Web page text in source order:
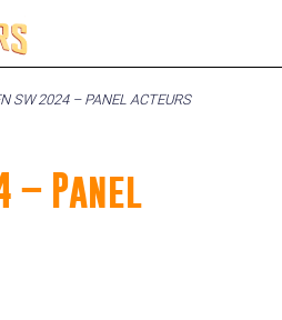
SW 2024 – PANEL ACTEURS
– Panel